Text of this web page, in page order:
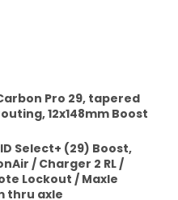
Carbon Pro 29, tapered
12x148mm Boost
Select+ (29) Boost,
/ Charger 2 RL /
Lockout / Maxle
thru axle